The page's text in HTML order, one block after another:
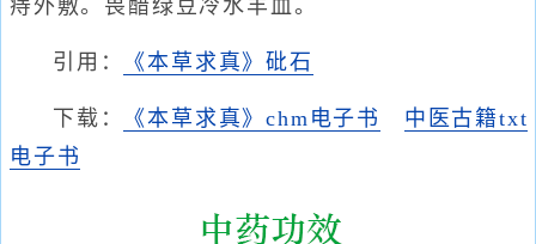
痔外敷。畏醋绿豆冷水羊血。
引用： 《本草求真》砒石
下载： 《本草求真》chm电子书
中医古籍txt
电子书